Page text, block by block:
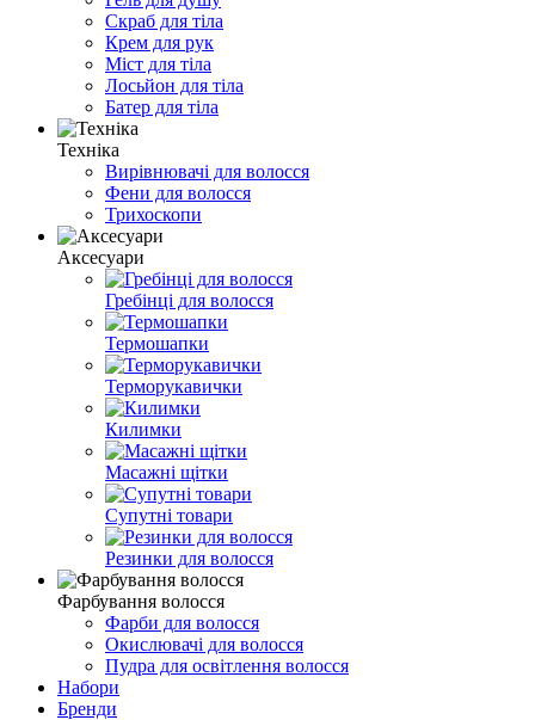
Скраб для тіла
Крем для рук
Міст для тіла
Лосьйон для тіла
Батер для тіла
Техніка
Вирівнювачі для волосся
Фени для волосся
Трихоскопи
Аксесуари
Гребінці для волосся
Термошапки
Терморукавички
Килимки
Масажні щітки
Супутні товари
Резинки для волосся
Фарбування волосся
Фарби для волосся
Окислювачі для волосся
Пудра для освітлення волосся
Набори
Бренди